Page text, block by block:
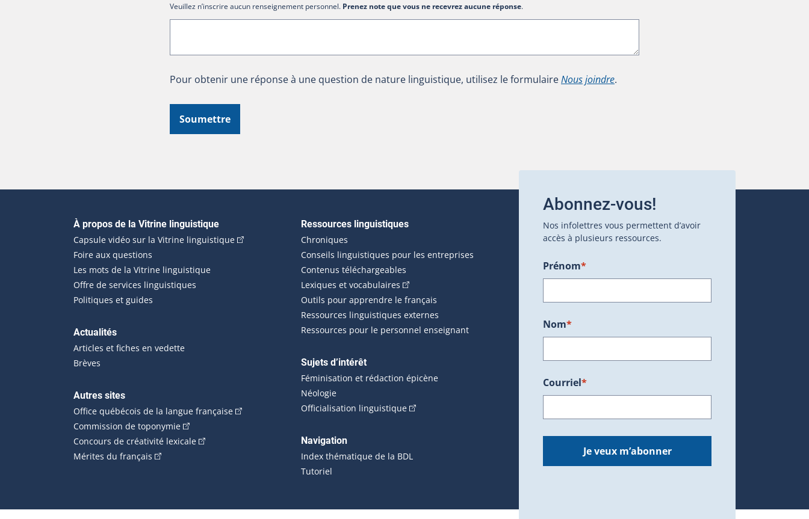
Veuillez n’inscrire aucun renseignement personnel. Prenez note que vous ne recevrez aucune réponse.
Pour obtenir une réponse à une question de nature linguistique, utilisez le formulaireNous joindre.
Soumettre
Navigation principale
À propos de la Vitrine linguistique
Capsule vidéo sur la Vitrine linguistique(Cet hyperlien externe s'ouvrira dans une nouvelle fenêtre.)
Foire aux questions
Les mots de la Vitrine linguistique
Offre de services linguistiques
Politiques et guides
Actualités
Articles et fiches en vedette
Brèves
Autres sites
Office québécois de la langue française(Cet hyperlien externe s'ouvrira dans une nouvelle fenêtre.)
Commission de toponymie(Cet hyperlien externe s'ouvrira dans une nouvelle fenêtre.)
Concours de créativité lexicale(Cet hyperlien externe s'ouvrira dans une nouvelle fenêtre.)
Mérites du français (Cet hyperlien externe s'ouvrira dans une nouvelle fenêtre.)
Ressources linguistiques
Chroniques
Conseils linguistiques pour les entreprises
Contenus téléchargeables
Lexiques et vocabulaires (Cet hyperlien externe s'ouvrira dans une nouvelle fenêtre.)
Outils pour apprendre le français
Ressources linguistiques externes
Ressources pour le personnel enseignant
Sujets d’intérêt
Féminisation et rédaction épicène
Néologie
Officialisation linguistique(Cet hyperlien externe s'ouvrira dans une nouvelle fenêtre.)
Navigation
Index thématique de la BDL
Tutoriel
Abonnez-vous!
Nos infolettres vous permettent d’avoir
accès à plusieurs ressources.
Prénom*
Nom*
Courriel*
Je veux m’abonner